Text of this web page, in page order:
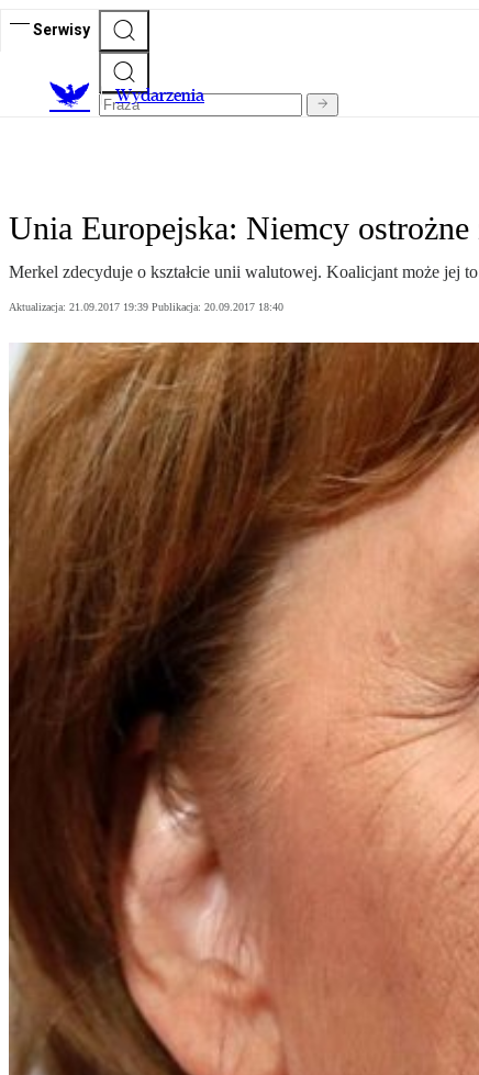
Serwisy
Wydarzenia
Unia Europejska: Niemcy
Merkel zdecyduje o kształcie unii walutowej. Koalicjant może jej
Aktualizacja: 21.09.2017 19:39 Publikacja: 20.09.2017 18:40